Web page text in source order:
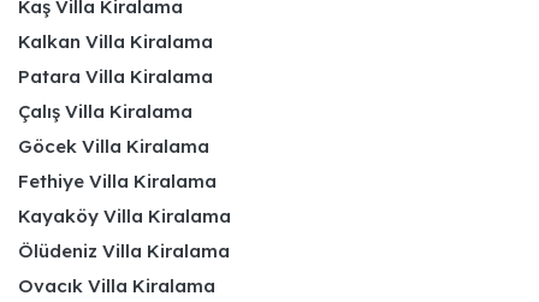
Kaş Villa Kiralama
Kalkan Villa Kiralama
Patara Villa Kiralama
Çalış Villa Kiralama
Göcek Villa Kiralama
Fethiye Villa Kiralama
Kayaköy Villa Kiralama
Ölüdeniz Villa Kiralama
Ovacık Villa Kiralama